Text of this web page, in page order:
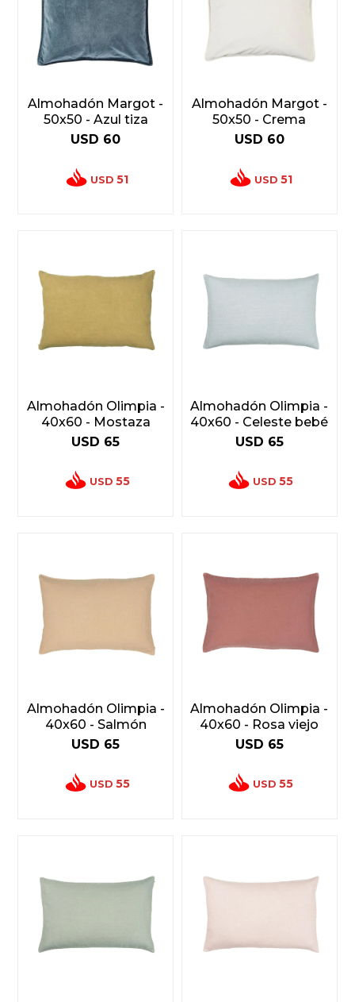
Almohadón Margot -
50x50 - Azul tiza
USD 60
USD 51
Almohadón Margot -
50x50 - Crema
USD 60
USD 51
Almohadón Olimpia -
40x60 - Mostaza
USD 65
USD 55
Almohadón Olimpia -
40x60 - Celeste bebé
USD 65
USD 55
Almohadón Olimpia -
40x60 - Salmón
USD 65
USD 55
Almohadón Olimpia -
40x60 - Rosa viejo
USD 65
USD 55